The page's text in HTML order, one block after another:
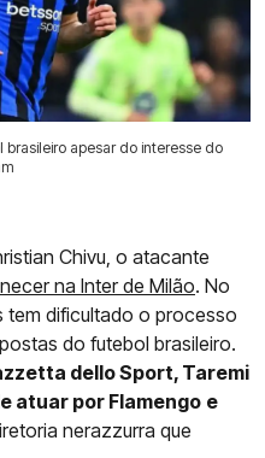
apesar do interesse do
Chivu, o atacante
na Inter de Milão. No
dificultado o processo
do futebol brasileiro.
dello Sport, Taremi
atuar por Flamengo e
nerazzurra que